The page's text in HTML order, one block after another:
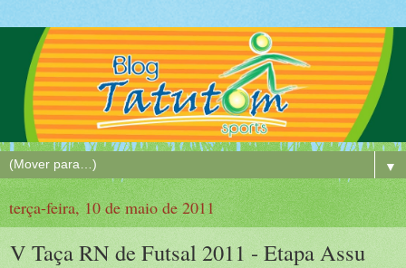
▼
terça-feira, 10 de maio de 2011
V Taça RN de Futsal 2011 - Etapa Assu